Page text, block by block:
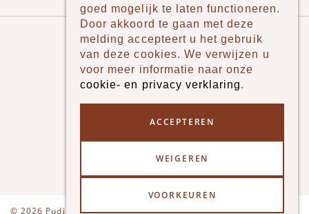
Pudilo
Over ons
Algemene voorwaarden
Klantenservice - Ruilen & Retourneren
© 2026 Pudilo DisclaimerPrivacy
goed mogelijk te laten functioneren.
Door akkoord te gaan met deze
melding accepteert u het gebruik
van deze cookies. We verwijzen u
voor meer informatie naar onze
cookie- en privacy verklaring.
ACCEPTEREN
WEIGEREN
VOORKEUREN